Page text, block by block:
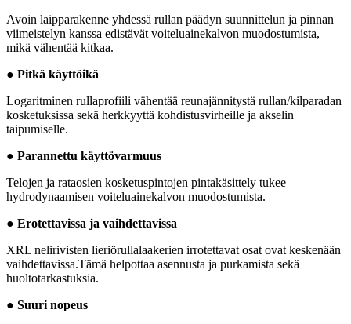
Avoin laipparakenne yhdessä rullan päädyn suunnittelun ja pinnan
viimeistelyn kanssa edistävät voiteluainekalvon muodostumista,
mikä vähentää kitkaa.
● Pitkä käyttöikä
Logaritminen rullaprofiili vähentää reunajännitystä rullan/kilparadan
kosketuksissa sekä herkkyyttä kohdistusvirheille ja akselin
taipumiselle.
● Parannettu käyttövarmuus
Telojen ja rataosien kosketuspintojen pintakäsittely tukee
hydrodynaamisen voiteluainekalvon muodostumista.
● Erotettavissa ja vaihdettavissa
XRL nelirivisten lieriörullalaakerien irrotettavat osat ovat keskenään
vaihdettavissa.Tämä helpottaa asennusta ja purkamista sekä
huoltotarkastuksia.
● Suuri nopeus